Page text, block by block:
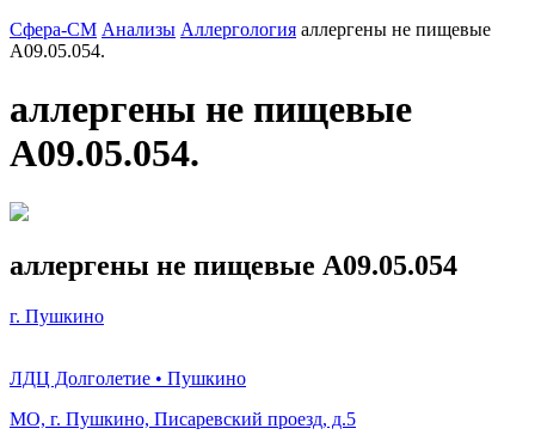
Сфера-СМ Анализы Аллергология аллергены не пищевые
A09.05.054.
аллергены не пищевые
A09.05.054.
аллергены не пищевые A09.05.054
г. Пушкино
ЛДЦ Долголетие • Пушкино
МО, г. Пушкино, Писаревский проезд, д.5